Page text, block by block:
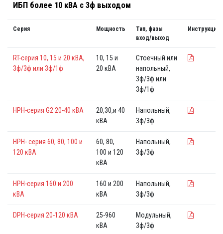
ИБП более 10 кВА с 3ф выходом
Серия Мощность
Тип, фазы
вход/выход
Инструкция
RT-серия 10, 15 и 20 кВА,
3ф/3ф или 3ф/1ф
10, 15 и
20 кВА
Стоечный или
напольный,
3ф/3ф или
3ф/1ф
HPH-серия G2 20-40 кВА
20,30,и 40
кВА
Напольный,
3ф/3ф
HPH- серия 60, 80, 100 и
120 кВА
60, 80,
100 и 120
кВА
Напольный,
3ф/3ф
HPH-серия 160 и 200
кВА
160 и 200
кВА
Напольный,
3ф/3ф
DPH-серия 20-120 кВА
25-960
кВА
Модульный,
3ф/3ф